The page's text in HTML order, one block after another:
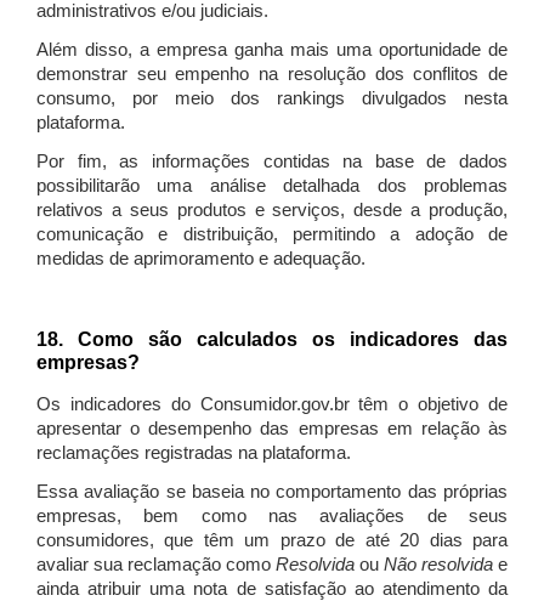
administrativos e/ou judiciais.
Além disso, a empresa ganha mais uma oportunidade de
demonstrar seu empenho na resolução dos conflitos de
consumo, por meio dos rankings divulgados nesta
plataforma.
Por fim, as informações contidas na base de dados
possibilitarão uma análise detalhada dos problemas
relativos a seus produtos e serviços, desde a produção,
comunicação e distribuição, permitindo a adoção de
medidas de aprimoramento e adequação.
18. Como são calculados os indicadores das
empresas?
Os indicadores do Consumidor.gov.br têm o objetivo de
apresentar o desempenho das empresas em relação às
reclamações registradas na plataforma.
Essa avaliação se baseia no comportamento das próprias
empresas, bem como nas avaliações de seus
consumidores, que têm um prazo de até 20 dias para
avaliar sua reclamação como Resolvida ou Não resolvida e
ainda atribuir uma nota de satisfação ao atendimento da